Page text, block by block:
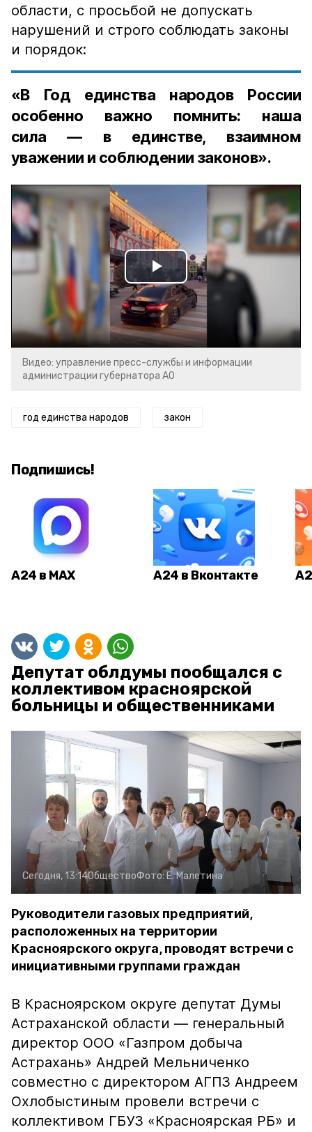
области, с просьбой не допускать
нарушений и строго соблюдать законы
и порядок:
«В Год единства народов России
особенно важно помнить: наша
сила — в единстве, взаимном
уважении и соблюдении законов».
Play
Video
Видео: управление пресс-службы и информации
администрации губернатора АО
год единства народов закон
Подпишись!
А24 в MAX А24 в Вконтакте
Депутат облдумы пообщался с
коллективом красноярской
больницы и общественниками
Сегодня, 13:14ОбществоФото: Е. Малетина
Руководители газовых предприятий,
расположенных на территории
Красноярского округа, проводят встречи с
инициативными группами граждан
В Красноярском округе депутат Думы
Астраханской области — генеральный
директор ООО «Газпром добыча
Астрахань» Андрей Мельниченко
совместно с директором АГПЗ Андреем
Охлобыстиным провели встречи с
коллективом ГБУЗ «Красноярская РБ» и